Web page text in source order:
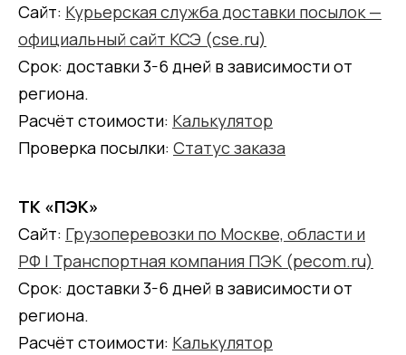
Сайт: Курьерская служба доставки посылок —
официальный сайт КСЭ (cse.ru)
Срок: доставки 3-6 дней в зависимости от
региона.
Расчёт стоимости: Калькулятор
Проверка посылки: Статус заказа
ТК «ПЭК»
Сайт: Грузоперевозки по Москве, области и
РФ | Транспортная компания ПЭК (pecom.ru)
Срок: доставки 3-6 дней в зависимости от
региона.
Расчёт стоимости: Калькулятор